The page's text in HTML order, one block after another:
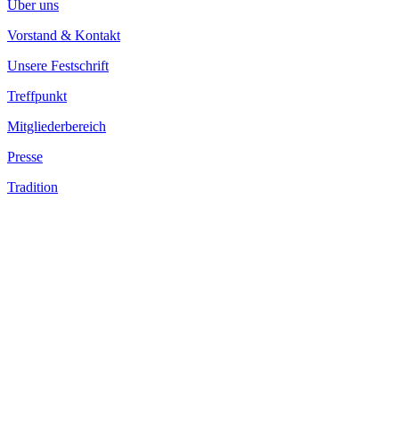
Über uns
Vorstand & Kontakt
Unsere Festschrift
Treffpunkt
Mitgliederbereich
Presse
Tradition